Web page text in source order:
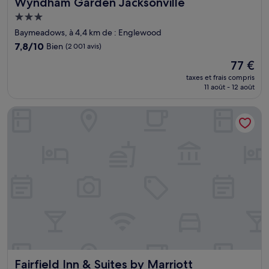
Hébergement
3.0 étoiles
Baymeadows, à 4,4 km de : Englewood
7.8
7,8/10 Bien (2 001 avis)
Le
nouveau
prix
de
77 €
77 €
taxes et frais compris
11 août - 12 août
Fairfield Inn & Suites by Marriott
Fairfield Inn & Suites by Marriott Jacksonville Butler Blvd